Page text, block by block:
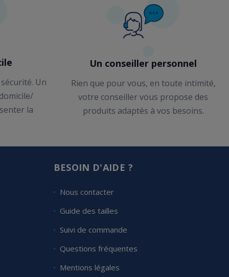
Un
la
Un conseiller personnel
Rien que pour vous, en toute intimité,
votre conseiller vous propose des
produits adaptés à vos besoins.
BESOIN D'AIDE ?
Nous contacter
Guide des tailles
Suivi de commande
Questions fréquentes
Mentions légales